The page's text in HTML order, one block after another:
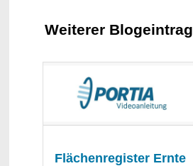
Weiterer Blogeintrag
Flächenregister Ernte